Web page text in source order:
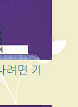
려면 기